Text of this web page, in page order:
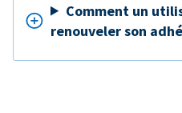
Comment un
renouveler son